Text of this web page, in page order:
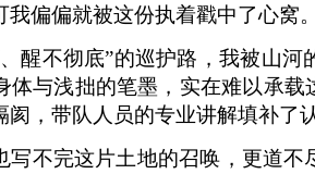
偏偏就被这份执着戳中了心窝。
醒不彻底”的巡护路，我被山
体与浅拙的笔墨，实在难以承
阂，带队人员的专业讲解填补
写不完这片土地的召唤，更道